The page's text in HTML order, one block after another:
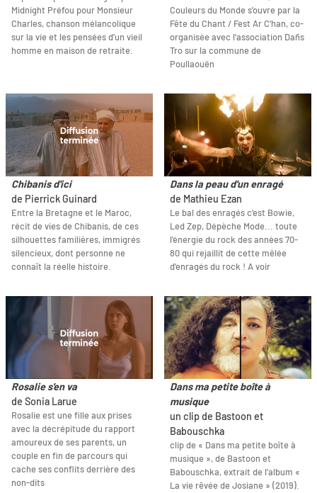
Midnight Préfou pour Monsieur
Charles, chanson mélancolique
sur la vie et les pensées d’un vieil
homme en maison de retraite.
Couleurs du Monde s'ouvre par la
Fête du Chant / Fest Ar C'han, co-
organisée avec l'association Dañs
Tro sur la commune de
Poullaouën
Chibanis d'ici
de Pierrick Guinard
Entre la Bretagne et le Maroc,
récit de vies de Chibanis, de ces
silhouettes familières, immigrés
silencieux, dont personne ne
connaît la réelle histoire.
Dans la peau d'un enragé
de Mathieu Ezan
Le bal des enragés c’est Bowie,
Led Zep, Dépèche Mode... toute
l'énergie du rock des années 70-
80 qui rejaillit de cette mêlée
d'enragés du rock ! A voir
Rosalie s'en va
de Sonia Larue
Rosalie est une fille aux prises
avec la décrépitude du rapport
amoureux de ses parents, un
couple en fin de parcours qui
cache ses conflits derrière des
non-dits
Dans ma petite boîte à
musique
un clip de Bastoon et
Babouschka
clip de « Dans ma petite boîte à
musique », de Bastoon et
Babouschka, extrait de l’album «
La vie rêvée de Josiane » (2019).